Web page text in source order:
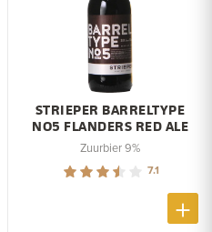
STRIEPER BARRELTYPE
NO5 FLANDERS RED ALE
Zuurbier 9%
7.1